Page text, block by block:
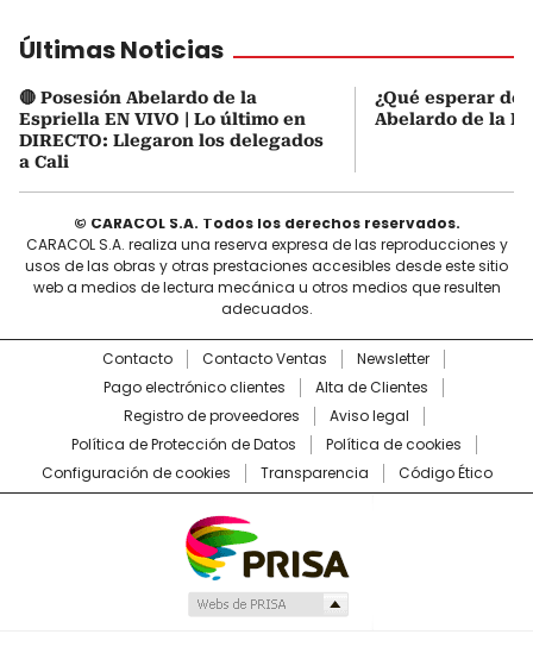
Últimas Noticias
🔴 Posesión Abelardo de la
Espriella EN VIVO | Lo último en
DIRECTO: Llegaron los delegados
a Cali
¿Qué esperar de
Abelardo de la
© CARACOL S.A. Todos los derechos reservados.
CARACOL S.A. realiza una reserva expresa de las reproducciones y
usos de las obras y otras prestaciones accesibles desde este sitio
web a medios de lectura mecánica u otros medios que resulten
adecuados.
Contacto Contacto Ventas
Newsletter
Pago electrónico clientes
Alta de Clientes
Registro de proveedores
Aviso legal
Política de Protección de Datos
Política de cookies
Configuración de cookies
Transparencia Código Ético